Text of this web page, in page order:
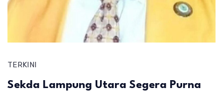
TERKINI
Sekda Lampung Utara Segera Purna